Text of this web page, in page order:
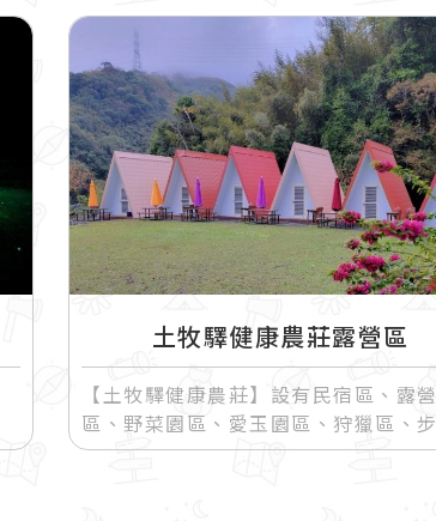
土牧驛健康農莊露營區
【土牧驛健康農莊】設有民宿區、露營
區、野菜園區、愛玉園區、狩獵區、步